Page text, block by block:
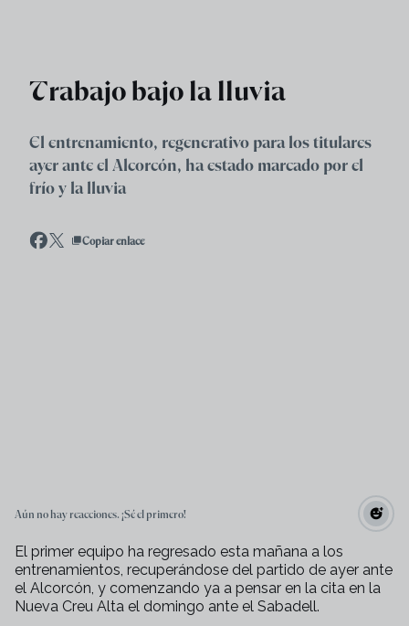
Trabajo bajo la lluvia
El entrenamiento, regenerativo para los titulares
ayer ante el Alcorcón, ha estado marcado por el
frío y la lluvia
Copiar enlace
Aún no hay reacciones. ¡Sé el primero!
El primer equipo ha regresado esta mañana a los
entrenamientos, recuperándose del partido de ayer ante
el Alcorcón, y comenzando ya a pensar en la cita en la
Nueva Creu Alta el domingo ante el Sabadell.